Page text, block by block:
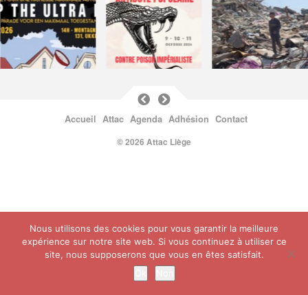
Accueil Attac Agenda Adhésion Contact
© 2026 Attac Liège
Nous utilisons des cookies pour vous garantir la meilleure
expérience sur notre site web. Si vous continuez à utiliser ce
site, nous supposerons que vous en êtes satisfait.